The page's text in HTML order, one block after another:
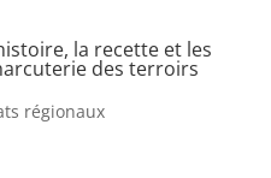
la recette et les
des terroirs
régionaux